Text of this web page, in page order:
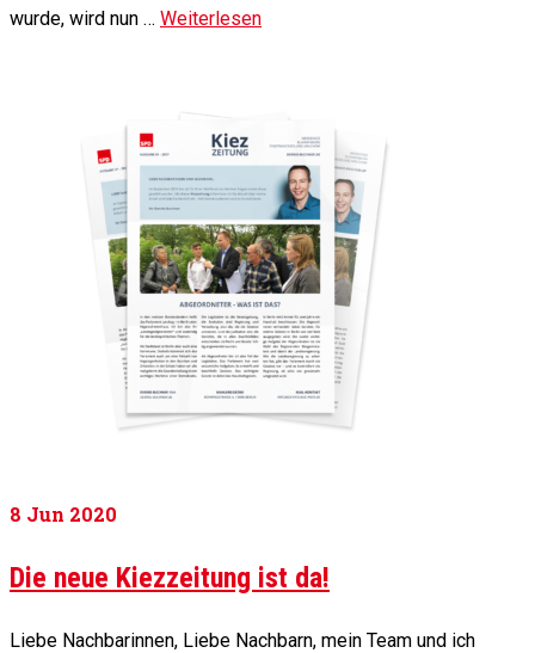
wurde, wird nun … Weiterlesen
8 Jun 2020
Die neue Kiezzeitung ist da!
Liebe Nachbarinnen, Liebe Nachbarn, mein Team und ich